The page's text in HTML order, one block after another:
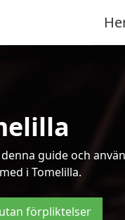
guide och
i Tomelilla.
förpliktelser